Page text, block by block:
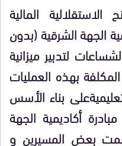
منح الاستقلالية المالية
الجهة الشرقية (بدون
لتدبير ميزانية
بهذه العمليات
بناء الأسس
أكاديمية الجهة
بعض المسيرين و